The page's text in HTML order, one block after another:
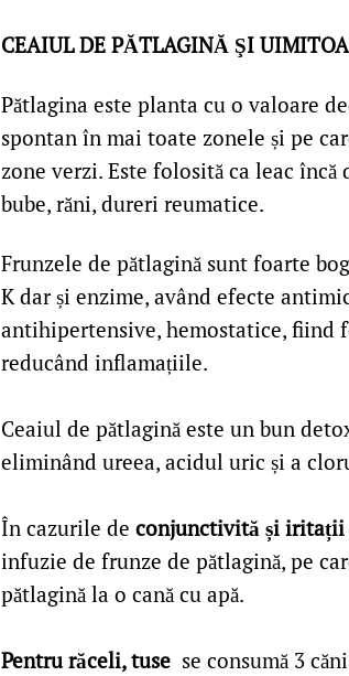
CEAIUL DE PĂTLAGINĂ ŞI
Pătlagina este planta cu o valoare
spontan în mai toate zonele și pe
zone verzi. Este folosită ca leac
bube, răni, dureri reumatice.
Frunzele de pătlagină sunt foarte
K dar și enzime, având efecte
antihipertensive, hemostatice, fiind
reducând inflamațiile.
Ceaiul de pătlagină este un bun
eliminând ureea, acidul uric și a
În cazurile de conjunctivită și iritații
infuzie de frunze de pătlagină, pe
pătlagină la o cană cu apă.
Pentru răceli, tuse se consumă 3